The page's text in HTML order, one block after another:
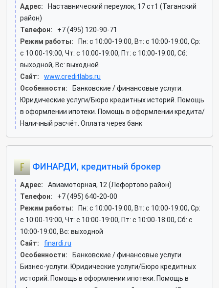
Адрес:
Наставнический переулок, 17 ст1 (Таганский
район)
Телефон:
+7 (495) 120-90-71
Режим работы:
Пн: c 10:00-19:00, Вт: c 10:00-19:00, Ср:
c 10:00-19:00, Чт: c 10:00-19:00, Пт: c 10:00-19:00, Сб:
выходной, Вс: выходной
Сайт:
www.creditlabs.ru
Особенности:
Банковские / финансовые услуги.
Юридические услуги/Бюро кредитных историй. Помощь
в оформлении ипотеки. Помощь в оформлении кредита/
Наличный расчёт. Оплата через банк
ФИНАРДИ, кредитный брокер
Адрес:
Авиамоторная, 12 (Лефортово район)
Телефон:
+7 (495) 640-20-00
Режим работы:
Пн: c 10:00-19:00, Вт: c 10:00-19:00, Ср:
c 10:00-19:00, Чт: c 10:00-19:00, Пт: c 10:00-18:00, Сб: c
10:00-19:00, Вс: выходной
Сайт:
finardi.ru
Особенности:
Банковские / финансовые услуги.
Бизнес-услуги. Юридические услуги/Бюро кредитных
историй. Помощь в оформлении ипотеки. Помощь в